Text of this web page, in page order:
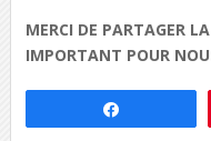
MERCI DE PARTAGER
IMPORTANT POUR